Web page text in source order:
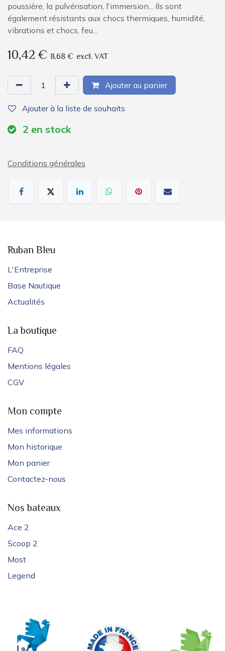
poussière, la pulvérisation, l'immersion... Ils sont
également résistants aux chocs thermiques, humidité,
vibrations et chocs, feu...
10,42€ 8,68 € excl. VAT
Ajouter au panier
Ajouter à la liste de souhaits
2 en stock
Conditions générales
Ruban Bleu
L'Entreprise
Base Nautique
Actualités
La boutique
FAQ
Mentions légales
CGV
Mon compte
Mes informations
Mon historique
Mon panier
Contactez-nous
Nos bateaux
Ace 2
Scoop 2
Most
Legend